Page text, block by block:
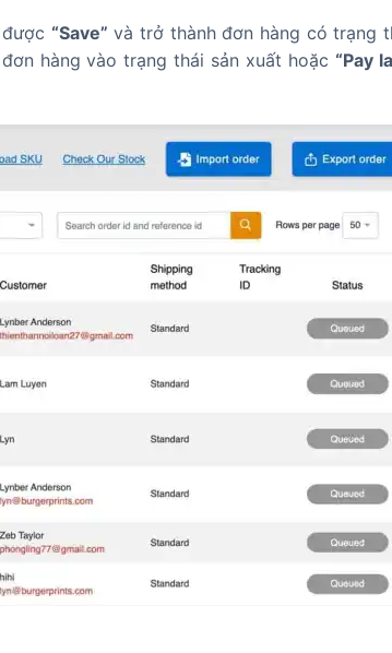
“Save” và trở thành đơn hàng có trạng
hàng vào trạng thái sản xuất hoặc “Pay